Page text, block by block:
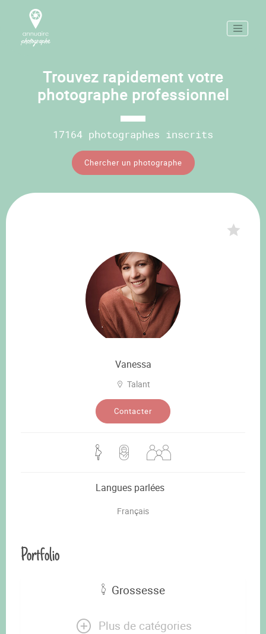
Trouvez rapidement votre
photographe professionnel
17164 photographes inscrits
Chercher un photographe
Vanessa
Talant
Contacter
Langues parlées
Français
Portfolio
Grossesse
Plus de catégories